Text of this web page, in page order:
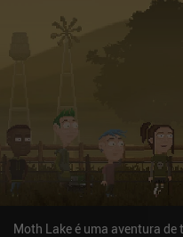
Moth Lake é uma aventura